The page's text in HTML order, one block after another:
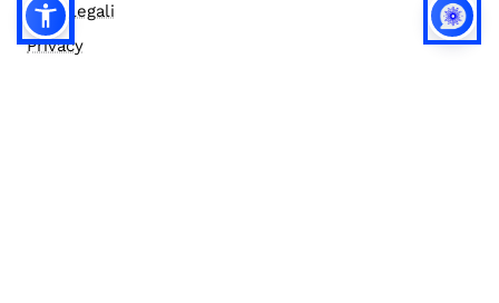
Note legali
Privacy